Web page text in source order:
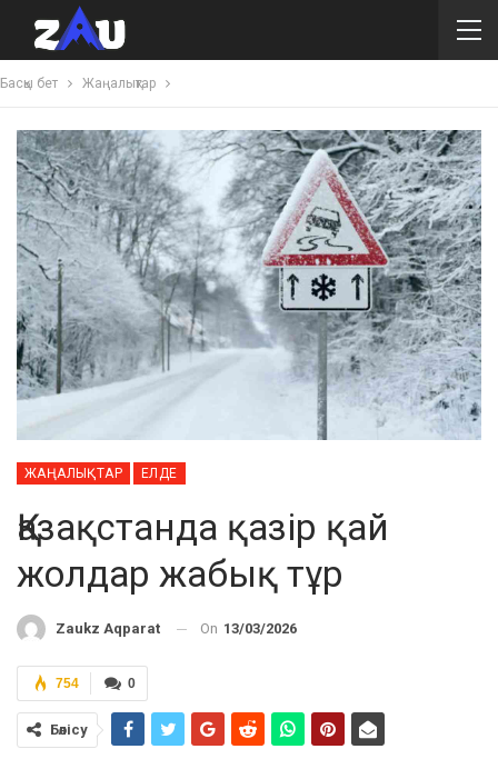
Басқы бет Жаңалықтар
ЖАҢАЛЫҚТАР ЕЛДЕ
Қазақстанда қазір қай
жолдар жабық тұр
Zaukz Aqparat On 13/03/2026
0
754
Бөлісу